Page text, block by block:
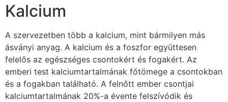
Kalcium
A szervezetben több a kalcium, mint bármilyen más
ásványi anyag. A kalcium és a foszfor együttesen
felelős az egészséges csontokért és fogakért. Az
emberi test kalciumtartalmának főtömege a csontokban
és a fogakban található. A felnőtt ember csontjai
kalciumtartalmának 20%-a évente felszívódik és